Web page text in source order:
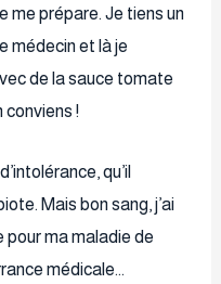
me prépare. Je tiens un
médecin et là je
de la sauce tomate
conviens !
qu’il
Mais bon sang, j’ai
pour ma maladie de
médicale…